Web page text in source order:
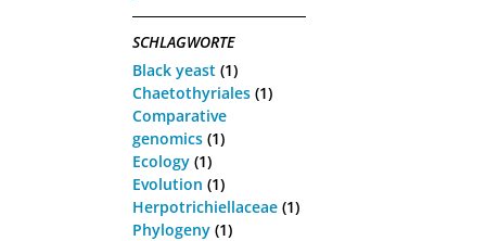
SCHLAGWORTE
Black yeast (1)
Chaetothyriales (1)
Comparative
genomics (1)
Ecology (1)
Evolution (1)
Herpotrichiellaceae (1)
Phylogeny (1)